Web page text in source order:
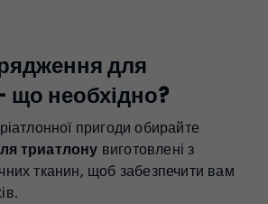
для
що необхідно?
пригоди обирайте
триатлону виготовлені з
тканин, щоб забезпечити вам